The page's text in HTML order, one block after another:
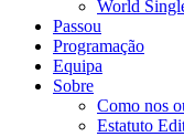
World
Passou
Programação
Equipa
Sobre
Como nos
Estatuto